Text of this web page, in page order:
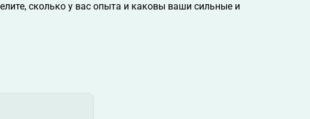
сколько у вас опыта и каковы ваши сильные и